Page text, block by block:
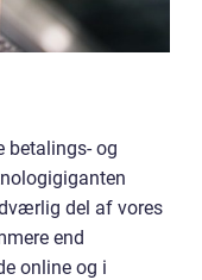
betalings- og
del af vores
end
online og i